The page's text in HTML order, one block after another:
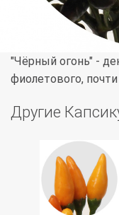
"Чёрный огонь" -
фиолетового,
Другие